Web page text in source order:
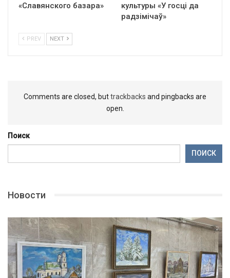
«Славянского базара»
культуры «У госці да
радзімічаў»
PREV NEXT
Comments are closed, buttrackbacks and pingbacks are
open.
Поиск
ПОИСК
Новости